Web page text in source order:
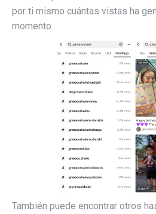
por ti mismo cuántas vistas ha
momento.
También puede encontrar otros